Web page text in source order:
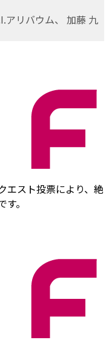
アリバウム、 加藤 九
エスト投票により、絶
。